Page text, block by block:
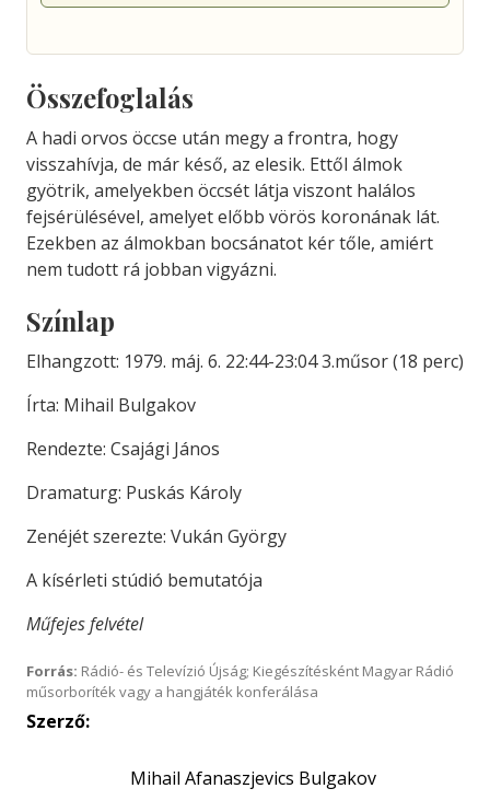
Összefoglalás
A hadi orvos öccse után megy a frontra, hogy
visszahívja, de már késő, az elesik. Ettől álmok
gyötrik, amelyekben öccsét látja viszont halálos
fejsérülésével, amelyet előbb vörös koronának lát.
Ezekben az álmokban bocsánatot kér tőle, amiért
nem tudott rá jobban vigyázni.
Színlap
Elhangzott: 1979. máj. 6. 22:44-23:04 3.műsor (18 perc)
Írta: Mihail Bulgakov
Rendezte: Csajági János
Dramaturg: Puskás Károly
Zenéjét szerezte: Vukán György
A kísérleti stúdió bemutatója
Műfejes felvétel
Forrás: Rádió- és Televízió Újság; Kiegészítésként Magyar Rádió
műsorboríték vagy a hangjáték konferálása
Szerző:
Mihail Afanaszjevics Bulgakov